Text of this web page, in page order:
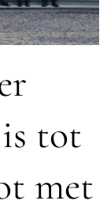
tot
met